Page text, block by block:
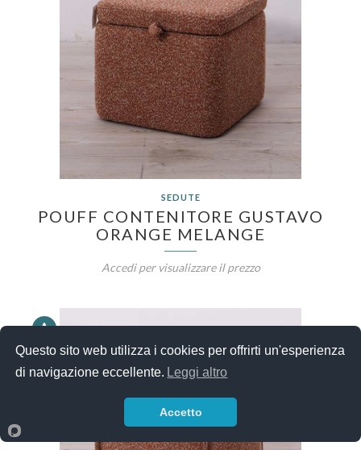
SEDUTE
POUFF CONTENITORE GUSTAVO
ORANGE MELANGE
Accedi per visualizzare il prezzo
Questo sito web utilizza i cookies per offrirti un'esperienza
di navigazione eccellente. Leggi altro
Accetto